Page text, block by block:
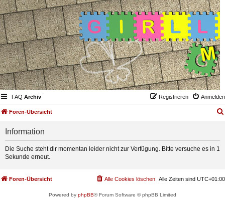
FAQ Archiv Anmelden
Registrieren
Foren-Übersicht
Information
Die Suche steht dir momentan leider nicht zur Verfügung. Bitte versuche es in 1
Sekunde erneut.
Foren-Übersicht Alle Zeiten sind UTC+01:00
Alle Cookies löschen
Powered by phpBB® Forum Software © phpBB Limited